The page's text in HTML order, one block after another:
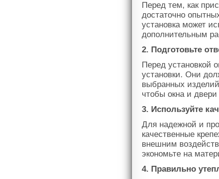
Перед тем, как
достаточно
установка может
дополнительным
2. Подготовьте
Перед установкой
установки. Они
выбранных
чтобы окна и
3. Используйте
Для надежной и
качественные
внешним
экономьте на
4. Правильно